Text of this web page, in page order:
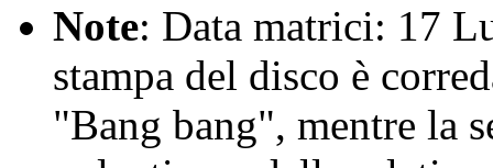
Note: Data matrici: 17
stampa del disco è
"Bang bang", mentre la